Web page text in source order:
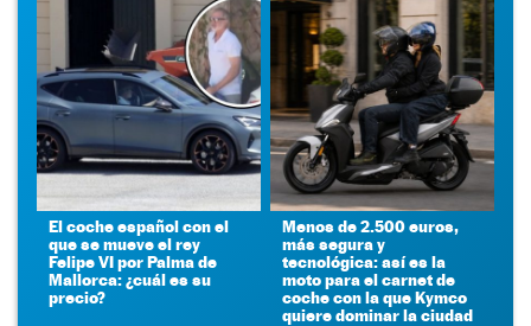
El coche español con el
que se mueve el rey
Felipe VI por Palma de
Mallorca: ¿cuál es su
precio?
Menos de 2.500 euros,
más segura y
tecnológica: así es la
moto para el carnet de
coche con la que Kymco
quiere dominar la ciudad